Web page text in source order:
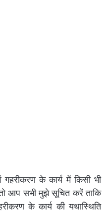
गहरीकरण के कार्य में किसी भी
तो आप सभी मुझे सूचित करें ताकि
के कार्य की यथास्थिति